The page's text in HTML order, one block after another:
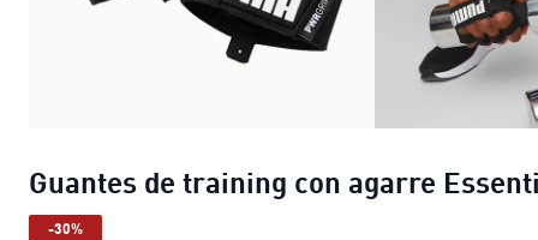
Guantes de training con agarre
-30%